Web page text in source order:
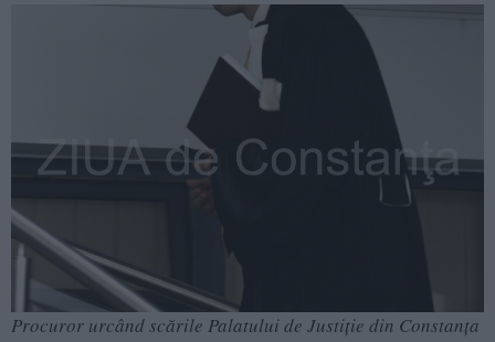
Procuror urcând scările Palatului de Justiţie din Constanţa